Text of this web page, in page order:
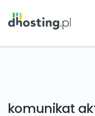
komunikat